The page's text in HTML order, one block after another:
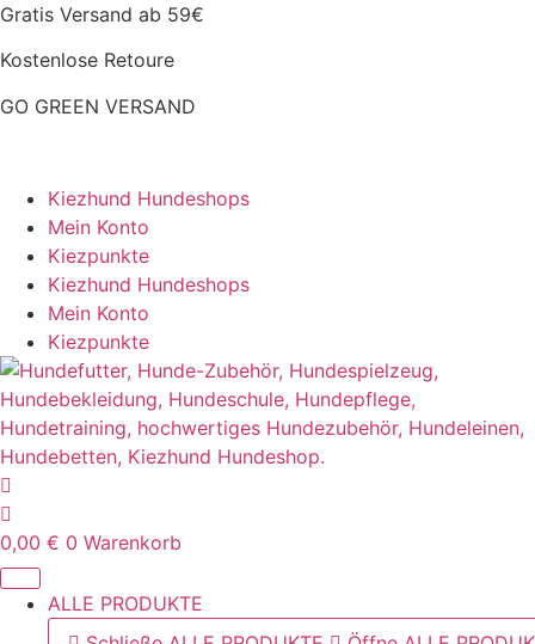
Zum
springen
Gratis Versand ab 59€
Kostenlose Retoure
GO GREEN VERSAND
Kiezhund Hundeshops
Mein Konto
Kiezpunkte
Kiezhund Hundeshops
Mein Konto
Kiezpunkte
0,00 € 0 Warenkorb
ALLE PRODUKTE